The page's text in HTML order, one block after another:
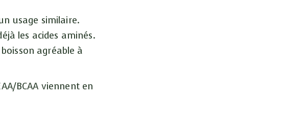
usage similaire.
les acides aminés.
agréable à
BCAA viennent en